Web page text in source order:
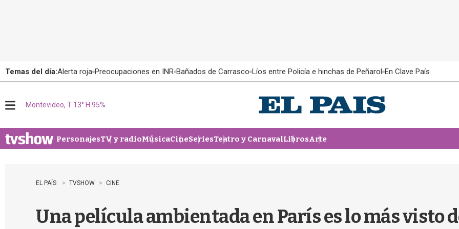
Temas del día:Alerta roja Preocupaciones en INR Bañados de Carrasco Líos entre Policía e hinchas de Peñarol En Clave País
u
Montevideo, T 13° H 95%
PersonajesTV y radioMúsicaCineSeriesTeatro y CarnavalLibrosArte
EL PAÍS TVSHOW CINE
Una película ambientada en París es lo más visto